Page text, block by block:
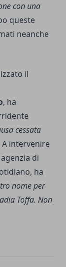
con una
queste
neanche
il
, ha
cessata
A intervenire
di
ha
nome per
Toffa. Non